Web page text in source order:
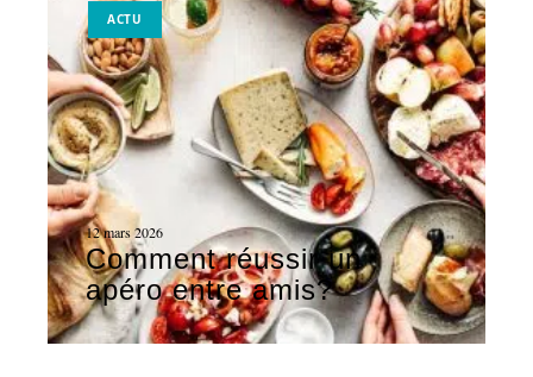
ACTU
12 mars 2026
Comment réussir un
apéro entre amis?